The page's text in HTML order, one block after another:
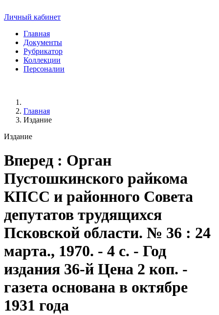
Личный кабинет
Главная
Документы
Рубрикатор
Коллекции
Персоналии
Главная
Издание
Издание
Вперед : Орган
Пустошкинского райкома
КПСС и районного Совета
депутатов трудящихся
Псковской области. № 36 : 24
марта., 1970. - 4 с. - Год
издания 36-й Цена 2 коп. -
газета основана в октябре
1931 года